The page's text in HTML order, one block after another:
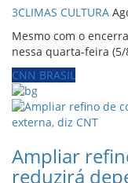
3CLIMAS CULTURA
Mesmo com o
nessa quarta-feira (5/
CNN BRASIL
Ampliar
reduzirá